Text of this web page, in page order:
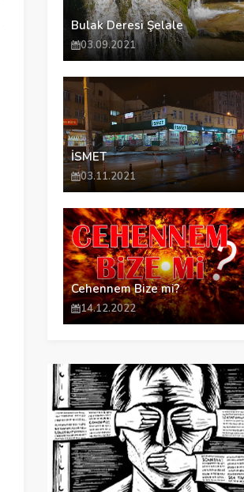
Bulak Deresi Şelale
03.09.2021
İSMET
03.11.2021
Cehennem Bize mi?
14.12.2022